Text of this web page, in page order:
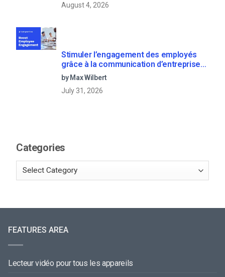
August 4, 2026
Stimuler l’engagement des employés
grâce à la communication d’entreprise
en direct
by Max Wilbert
July 31, 2026
Categories
FEATURES AREA
Lecteur vidéo pour tous les appareils